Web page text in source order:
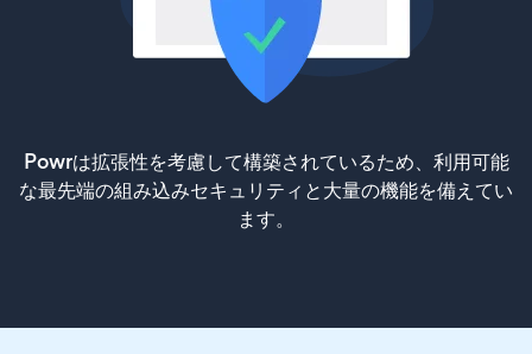
Powrは拡張性を考慮して構築されているため、利用可能
な最先端の組み込みセキュリティと大量の機能を備えてい
ます。